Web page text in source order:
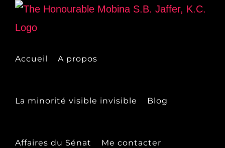
Skip
Accueil A propos
La minorité visible invisible Blog
Affaires du Sénat Me contacter